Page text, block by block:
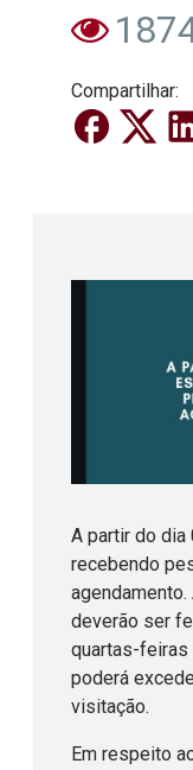
Compartilhar:
A partir do
recebendo
deverão ser
quartas-feiras
poderá
visitação.
Em respeito